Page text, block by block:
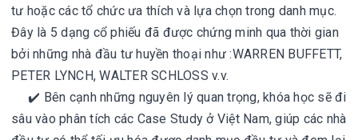
tư hoặc các tổ chức ưa thích và lựa chọn trong danh mục.
Đây là 5 dạng cổ phiếu đã được chứng minh qua thời gian
bởi những nhà đầu tư huyền thoại như :WARREN BUFFETT,
PETER LYNCH, WALTER SCHLOSS v.v.
✔️ Bên cạnh những nguyên lý quan trọng, khóa học sẽ đi
sâu vào phân tích các Case Study ở Việt Nam, giúp các nhà